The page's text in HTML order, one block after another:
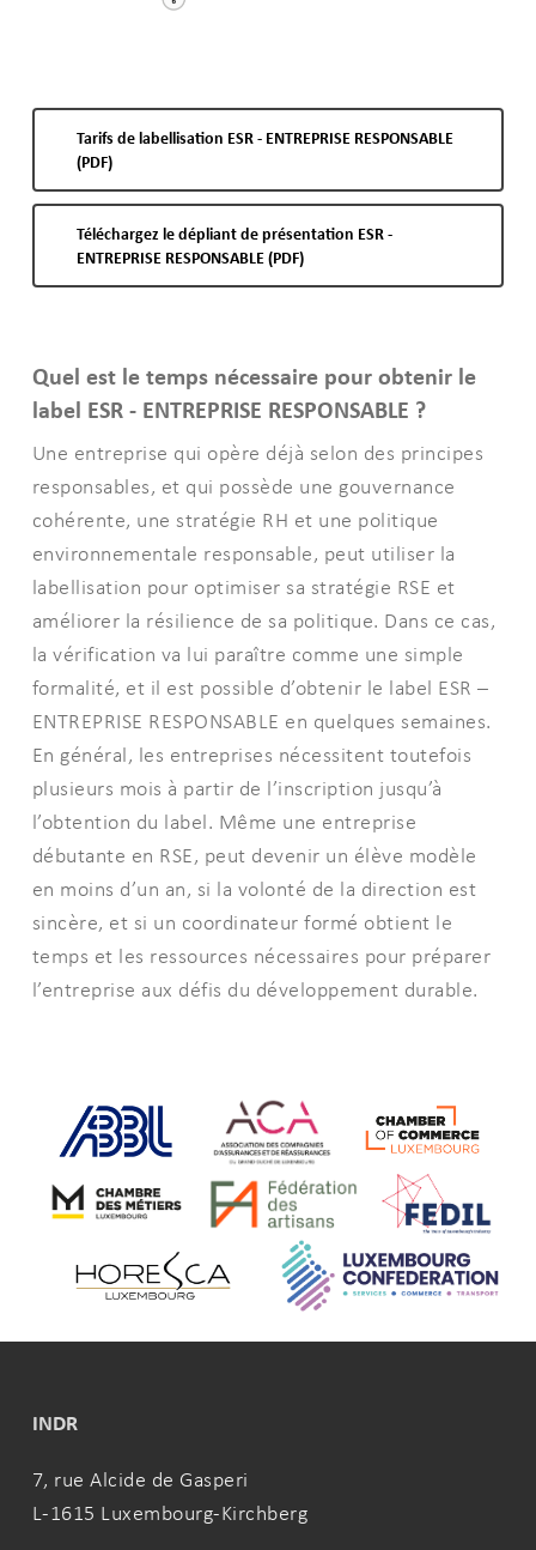
Tarifs de labellisation ESR - ENTREPRISE RESPONSABLE
(PDF)
Téléchargez le dépliant de présentation ESR -
ENTREPRISE RESPONSABLE (PDF)
Quel est le temps nécessaire pour obtenir le
label ESR - ENTREPRISE RESPONSABLE ?
Une entreprise qui opère déjà selon des principes
responsables, et qui possède une gouvernance
cohérente, une stratégie RH et une politique
environnementale responsable, peut utiliser la
labellisation pour optimiser sa stratégie RSE et
améliorer la résilience de sa politique. Dans ce cas,
la vérification va lui paraître comme une simple
formalité, et il est possible d’obtenir le label ESR –
ENTREPRISE RESPONSABLE en quelques semaines.
En général, les entreprises nécessitent toutefois
plusieurs mois à partir de l’inscription jusqu’à
l’obtention du label. Même une entreprise
débutante en RSE, peut devenir un élève modèle
en moins d’un an, si la volonté de la direction est
sincère, et si un coordinateur formé obtient le
temps et les ressources nécessaires pour préparer
l’entreprise aux défis du développement durable.
INDR
7, rue Alcide de Gasperi
L-1615 Luxembourg-Kirchberg